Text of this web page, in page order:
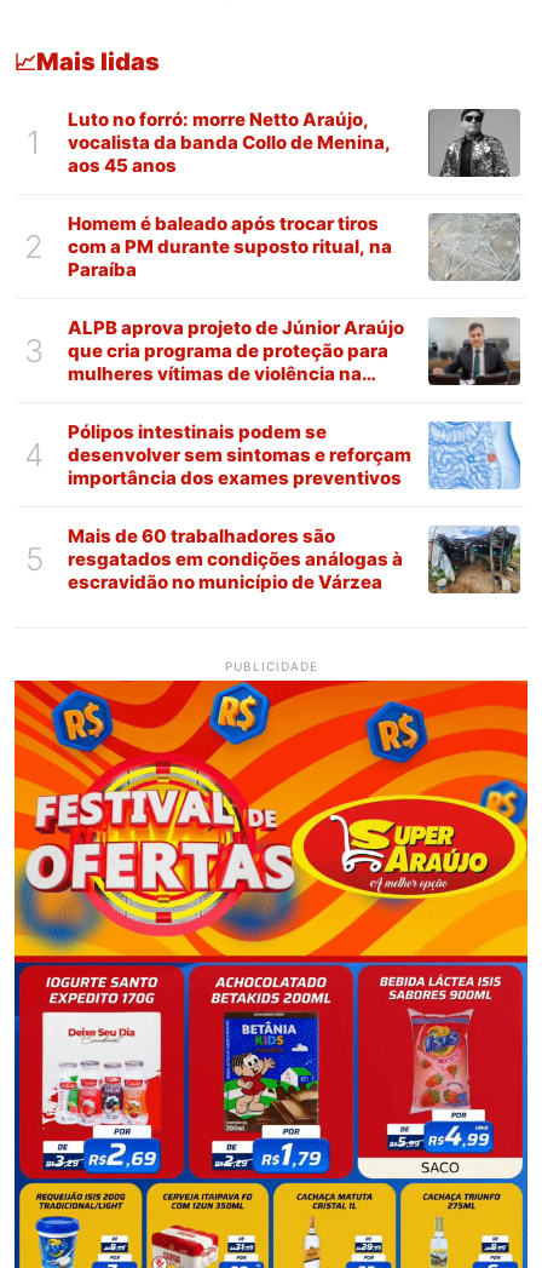
📈Mais lidas
1
Luto no forró: morre Netto Araújo,
vocalista da banda Collo de Menina,
aos 45 anos
2
Homem é baleado após trocar tiros
com a PM durante suposto ritual, na
Paraíba
3
ALPB aprova projeto de Júnior Araújo
que cria programa de proteção para
mulheres vítimas de violência na
4
Pólipos intestinais podem se
desenvolver sem sintomas e reforçam
importância dos exames preventivos
5
Mais de 60 trabalhadores são
resgatados em condições análogas à
escravidão no município de Várzea
PUBLICIDADE